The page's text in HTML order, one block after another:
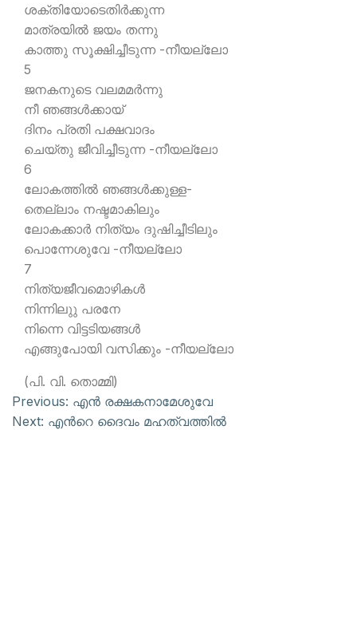
ശക്തിയോടെതിര്‍ക്കുന്ന
മാത്രയില്‍ ജയം തന്നു
കാത്തു സൂക്ഷിച്ചീടുന്ന -നീയല്ലോ
5
ജനകനുടെ വലമമര്‍ന്നു
നീ ഞങ്ങള്‍ക്കായ്
ദിനം പ്രതി പക്ഷവാദം
ചെയ്തു ജീവിച്ചീടുന്ന -നീയല്ലോ
6
ലോകത്തില്‍ ഞങ്ങള്‍ക്കുള്ള-
തെല്ലാം നഷ്ടമാകിലും
ലോകക്കാര്‍ നിത്യം ദുഷിച്ചീടിലും
പൊന്നേശുവേ -നീയല്ലോ
7
നിത്യജീവമൊഴികള്‍
നിന്നിലുു പരനേ
നിന്നെ വിട്ടടിയങ്ങള്‍
എങ്ങുപോയി വസിക്കും -നീയല്ലോ
(പി. വി. തൊമ്മി)
Previous: എന്‍ രക്ഷകനാമേശുവേ
Next: എന്‍റെ ദൈവം മഹത്വത്തില്‍